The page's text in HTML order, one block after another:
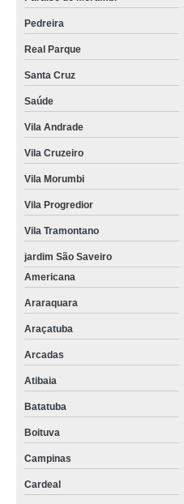
Pedreira
Real Parque
Santa Cruz
Saúde
Vila Andrade
Vila Cruzeiro
Vila Morumbi
Vila Progredior
Vila Tramontano
jardim São Saveiro
Americana
Araraquara
Araçatuba
Arcadas
Atibaia
Batatuba
Boituva
Campinas
Cardeal